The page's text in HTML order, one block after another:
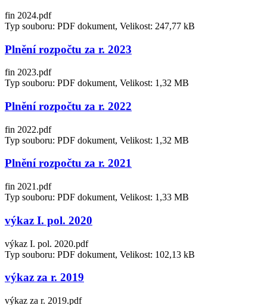
fin 2024.pdf
Typ souboru: PDF dokument, Velikost: 247,77 kB
Plnění rozpočtu za r. 2023
fin 2023.pdf
Typ souboru: PDF dokument, Velikost: 1,32 MB
Plnění rozpočtu za r. 2022
fin 2022.pdf
Typ souboru: PDF dokument, Velikost: 1,32 MB
Plnění rozpočtu za r. 2021
fin 2021.pdf
Typ souboru: PDF dokument, Velikost: 1,33 MB
výkaz I. pol. 2020
výkaz I. pol. 2020.pdf
Typ souboru: PDF dokument, Velikost: 102,13 kB
výkaz za r. 2019
výkaz za r. 2019.pdf